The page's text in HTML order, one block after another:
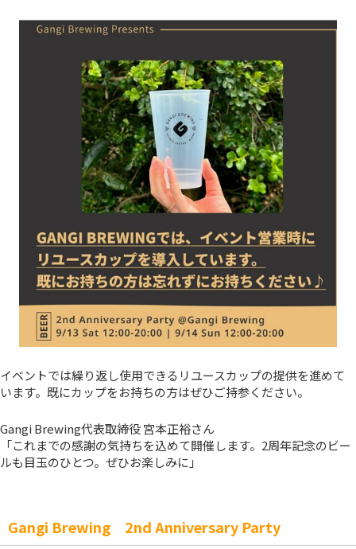
イベントでは繰り返し使用できるリユースカップの提供を進めて
います。既にカップをお持ちの方はぜひご持参ください。
Gangi Brewing代表取締役 宮本正裕さん
「これまでの感謝の気持ちを込めて開催します。2周年記念のビー
ルも目玉のひとつ。ぜひお楽しみに」
Gangi Brewing 2nd Anniversary Party